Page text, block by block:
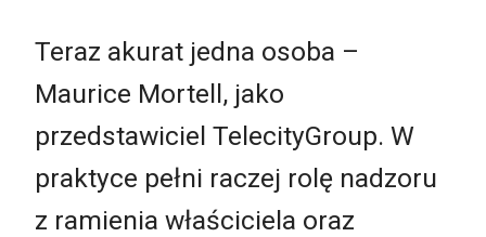
Teraz akurat jedna osoba –
Maurice Mortell, jako
przedstawiciel TelecityGroup. W
praktyce pełni raczej rolę nadzoru
z ramienia właściciela oraz